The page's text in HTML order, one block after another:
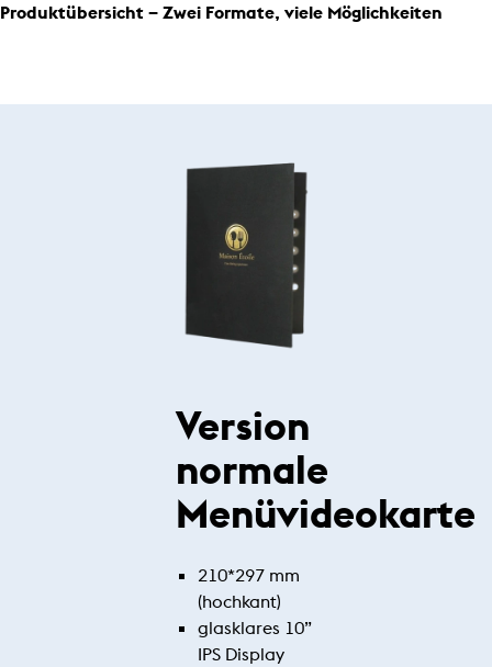
Produktübersicht – Zwei Formate, viele Möglichkeiten
Version
normale
Menüvideokarte
210*297 mm
(hochkant)
glasklares 10”
IPS Display